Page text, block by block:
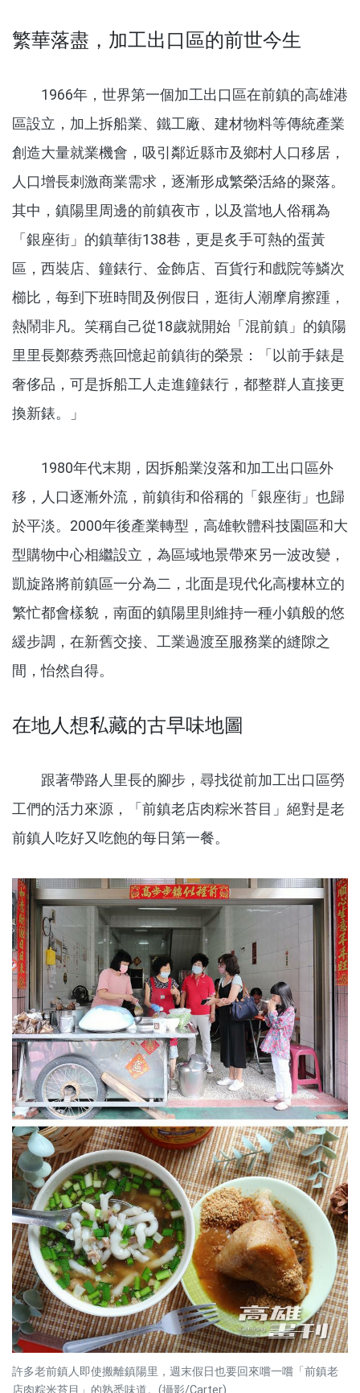
繁華落盡，加工出口區的前世今生
1966年，世界第一個加工出口區在前鎮的高雄港
區設立，加上拆船業、鐵工廠、建材物料等傳統產業
創造大量就業機會，吸引鄰近縣市及鄉村人口移居，
人口增長刺激商業需求，逐漸形成繁榮活絡的聚落。
其中，鎮陽里周邊的前鎮夜市，以及當地人俗稱為
「銀座街」的鎮華街138巷，更是炙手可熱的蛋黃
區，西裝店、鐘錶行、金飾店、百貨行和戲院等鱗次
櫛比，每到下班時間及例假日，逛街人潮摩肩擦踵，
熱鬧非凡。笑稱自己從18歲就開始「混前鎮」的鎮陽
里里長鄭蔡秀燕回憶起前鎮街的榮景：「以前手錶是
奢侈品，可是拆船工人走進鐘錶行，都整群人直接更
換新錶。」
1980年代末期，因拆船業沒落和加工出口區外
移，人口逐漸外流，前鎮街和俗稱的「銀座街」也歸
於平淡。2000年後產業轉型，高雄軟體科技園區和大
型購物中心相繼設立，為區域地景帶來另一波改變，
凱旋路將前鎮區一分為二，北面是現代化高樓林立的
繁忙都會樣貌，南面的鎮陽里則維持一種小鎮般的悠
緩步調，在新舊交接、工業過渡至服務業的縫隙之
間，怡然自得。
在地人想私藏的古早味地圖
跟著帶路人里長的腳步，尋找從前加工出口區勞
工們的活力來源，「前鎮老店肉粽米苔目」絕對是老
前鎮人吃好又吃飽的每日第一餐。
許多老前鎮人即使搬離鎮陽里，週末假日也要回來嚐一嚐「前鎮老
店肉粽米苔目」的熟悉味道。(攝影/Carter)